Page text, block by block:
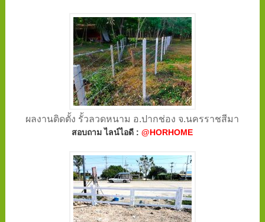
ผลงานติดตั้ง รั้วลวดหนาม อ.ปากช่อง จ.นครราชสีมา
สอบถาม ไลน์ไอดี :@HORHOME